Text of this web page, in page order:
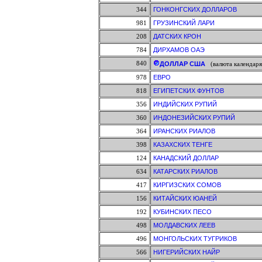
344
ГОНКОНГСКИХ ДОЛЛАРОВ
981
ГРУЗИНСКИЙ ЛАРИ
208
ДАТСКИХ КРОН
784
ДИРХАМОВ ОАЭ
840
ДОЛЛАР США (валюта
978
ЕВРО
818
ЕГИПЕТСКИХ ФУНТОВ
356
ИНДИЙСКИХ РУПИЙ
360
ИНДОНЕЗИЙСКИХ РУПИЙ
364
ИРАНСКИХ РИАЛОВ
398
КАЗАХСКИХ ТЕНГЕ
124
КАНАДСКИЙ ДОЛЛАР
634
КАТАРСКИХ РИАЛОВ
417
КИРГИЗСКИХ СОМОВ
156
КИТАЙСКИХ ЮАНЕЙ
192
КУБИНСКИХ ПЕСО
498
МОЛДАВСКИХ ЛЕЕВ
496
МОНГОЛЬСКИХ ТУГРИКОВ
566
НИГЕРИЙСКИХ НАЙР